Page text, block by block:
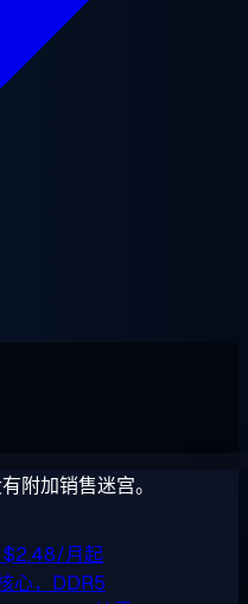
附加销售迷宫。
$2.48/月起
心，DDR5